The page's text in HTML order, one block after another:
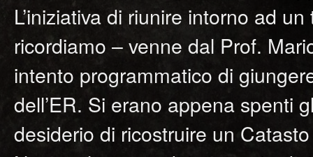
L’iniziativa di riunire intorno ad
ricordiamo – venne dal Prof.
intento programmatico di
dell’ER. Si erano appena spenti
desiderio di ricostruire un